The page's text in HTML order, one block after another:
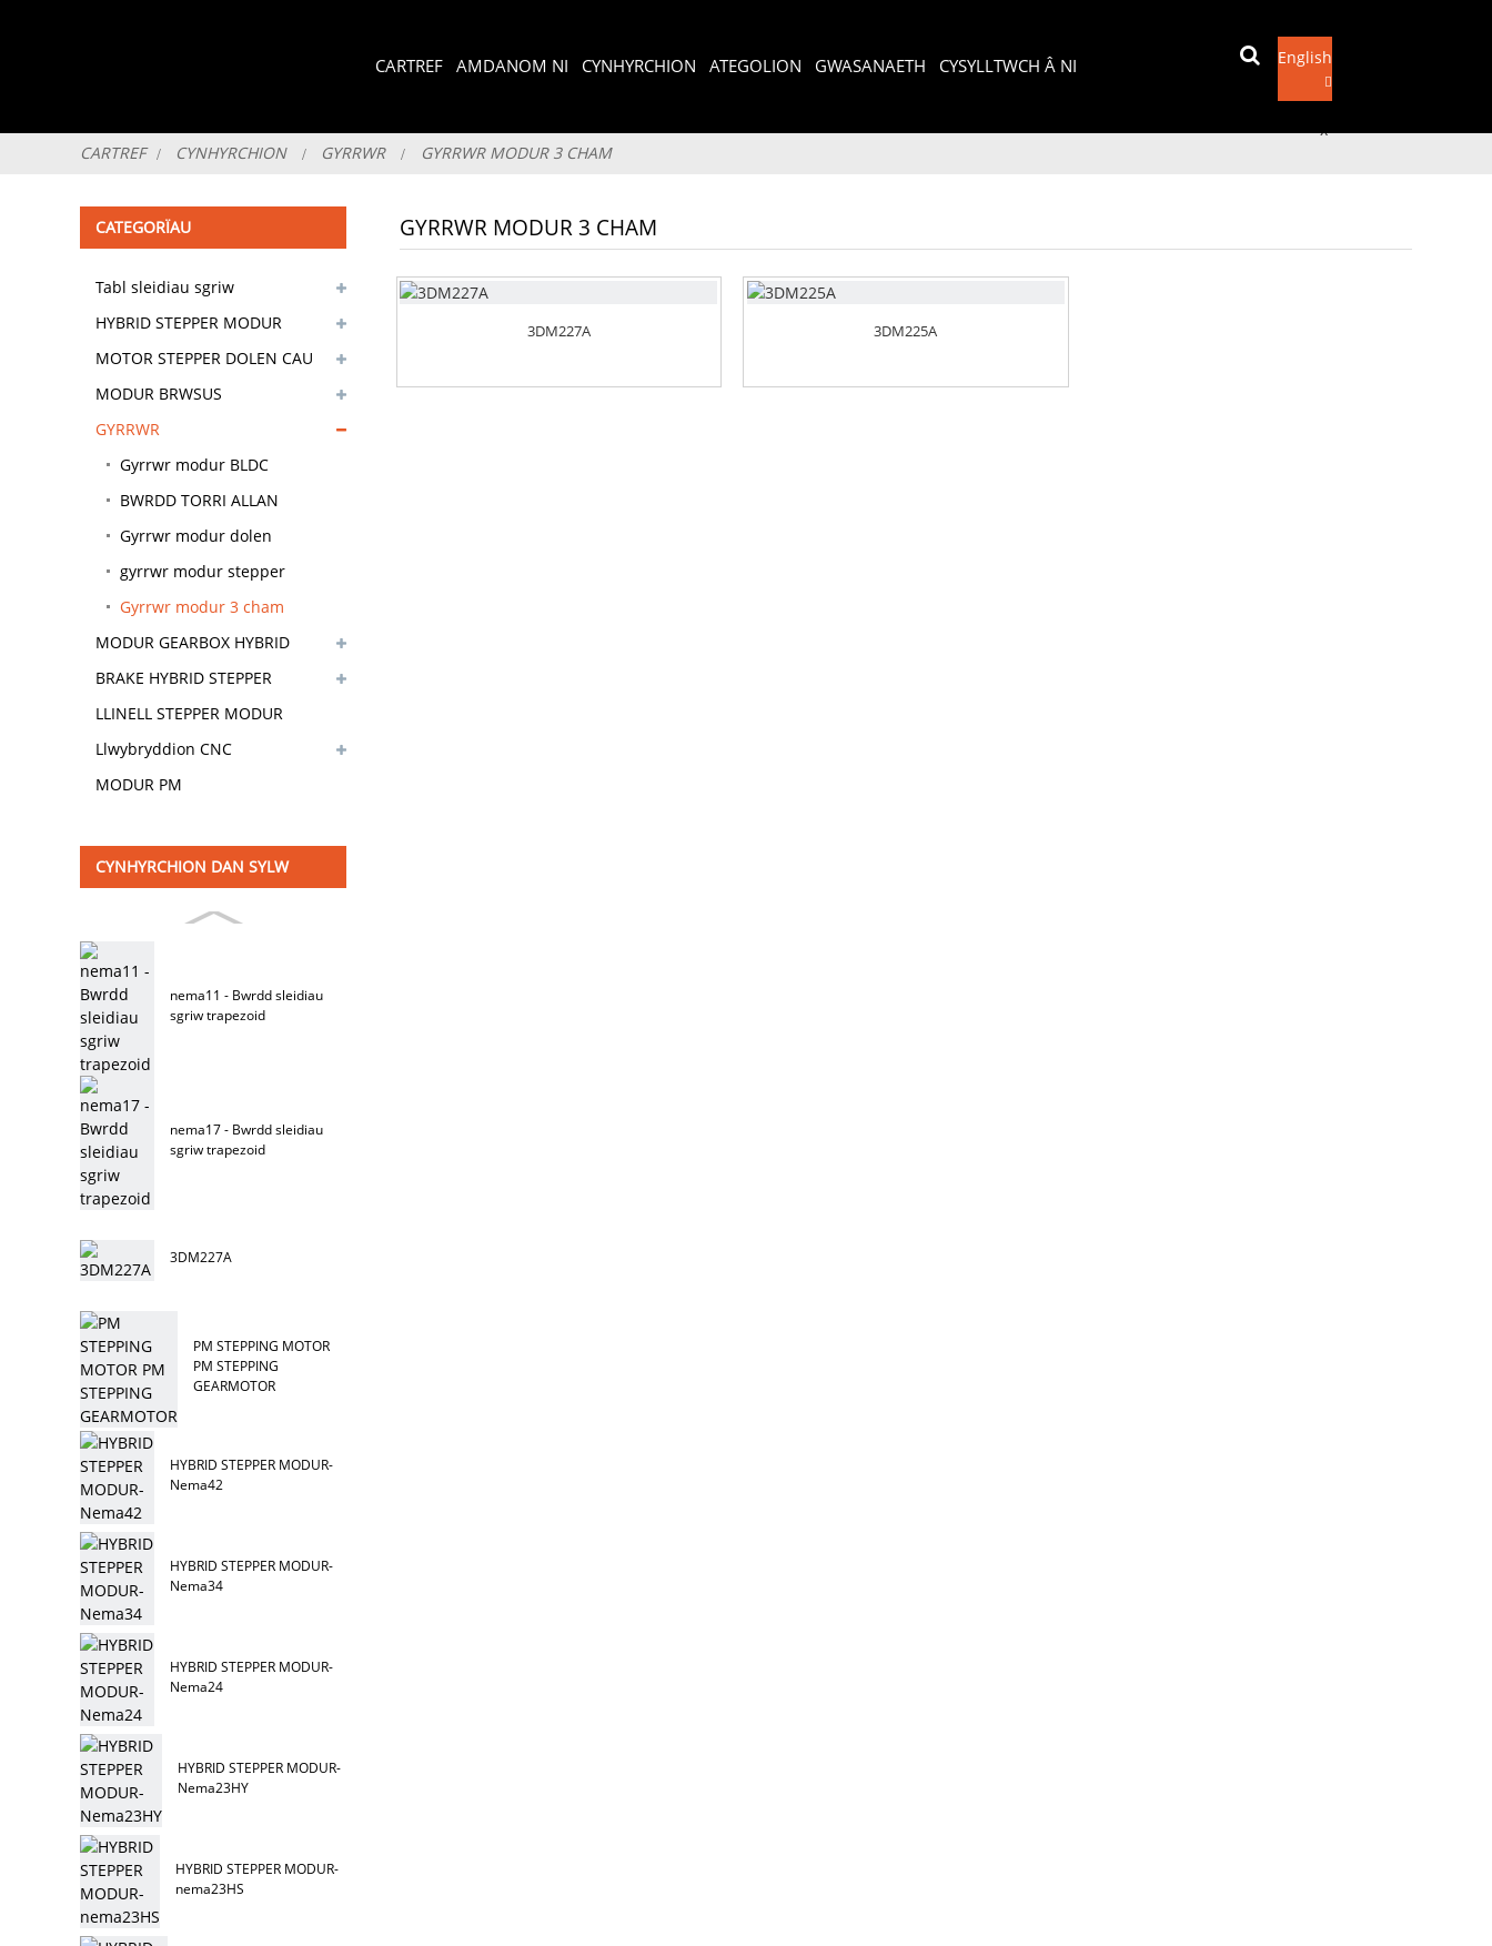
CARTREF AMDANOM NI CYNHYRCHION ATEGOLION GWASANAETH CYSYLLTWCH Â NI English
CARTREF CYNHYRCHION GYRRWR GYRRWR MODUR 3 CHAM
CATEGORÏAU
Tabl sleidiau sgriw
trachywiredd
HYBRID STEPPER MODUR
MOTOR STEPPER DOLEN CAU
MODUR BRWSUS
GYRRWR
Gyrrwr modur BLDC
BWRDD TORRI ALLAN
Gyrrwr modur dolen
gaeedig
gyrrwr modur stepper
Gyrrwr modur 3 cham
MODUR GEARBOX HYBRID
BRAKE HYBRID STEPPER
MODUR
LLINELL STEPPER MODUR
Llwybryddion CNC
MODUR PM
CYNHYRCHION DAN SYLW
nema11 - Bwrdd sleidiau
sgriw trapezoid
nema17 - Bwrdd sleidiau
sgriw trapezoid
3DM227A
PM STEPPING MOTOR
PM STEPPING
GEARMOTOR
HYBRID STEPPER MODUR-
Nema42
HYBRID STEPPER MODUR-
Nema34
HYBRID STEPPER MODUR-
Nema24
HYBRID STEPPER MODUR-
Nema23HY
HYBRID STEPPER MODUR-
nema23HS
GYRRWR MODUR 3 CHAM
3DM227A 3DM225A
Anfon e-bost
x